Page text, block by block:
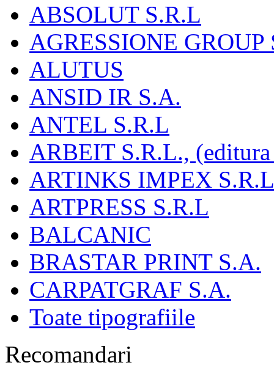
ABSOLUT S.R.L
AGRESSIONE GROUP
ALUTUS
ANSID IR S.A.
ANTEL S.R.L
ARBEIT S.R.L.,
ARTINKS IMPEX
ARTPRESS S.R.L
BALCANIC
BRASTAR PRINT S.A.
CARPATGRAF S.A.
Toate tipografiile
Recomandari